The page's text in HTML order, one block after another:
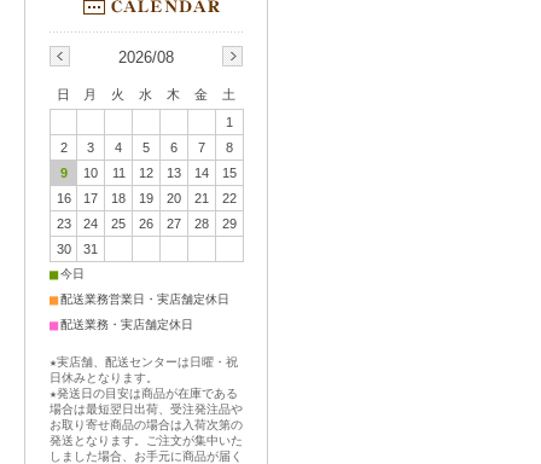
2026/08
日 月 火 水 木 金
土
1
2
3 4 5 6 7
8
9
10 11 12 13 14
15
16
17 18 19 20 21
22
23
24 25 26 27 28
29
30
31
■今日
■配送業務営業日・実店舗定休日
■配送業務・実店舗定休日
★実店舗、配送センターは日曜・祝
日休みとなります。
★発送日の目安は商品が在庫である
場合は最短翌日出荷、受注発注品や
お取り寄せ商品の場合は入荷次第の
発送となります。ご注文が集中いた
しました場合、お手元に商品が届く